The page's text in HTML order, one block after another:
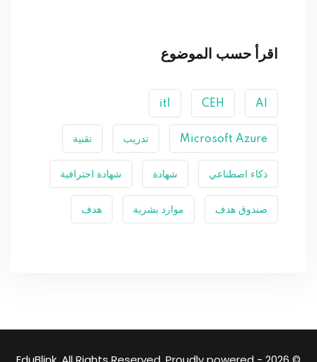
اقرأ حسب الموضوع
AI
CEH
itl
Microsoft Azure تدريب تقنية
ذكاء اصطناعي شهادة شهادة احترافية
صندوق هدف موارد بشرية هدف